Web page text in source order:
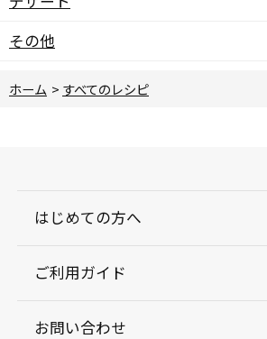
その他
ホーム > すべてのレシピ
はじめての方へ
ご利用ガイド
お問い合わせ